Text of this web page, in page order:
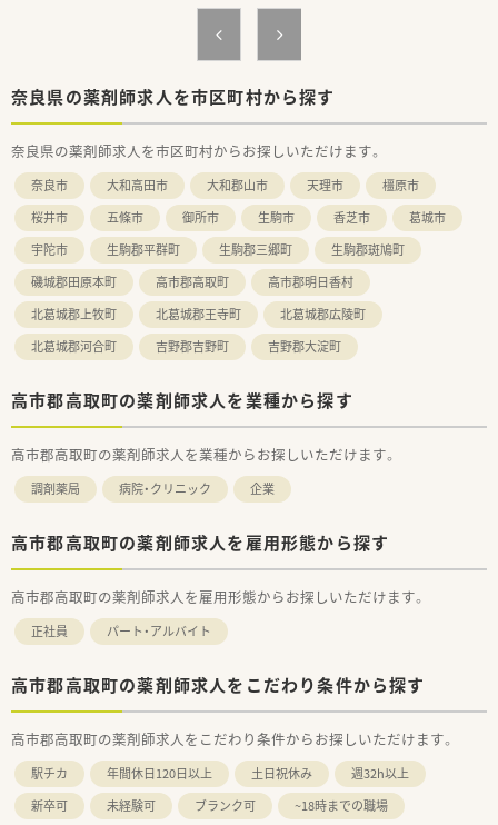
奈良県の薬剤師求人を市区町村から探す
奈良県の薬剤師求人を市区町村からお探しいただけます。
奈良市 大和高田市 大和郡山市 天理市
橿原市
桜井市
五條市 御所市 生駒市 香芝市
葛城市
宇陀市
生駒郡平群町 生駒郡三郷町
生駒郡斑鳩町
磯城郡田原本町
高市郡高取町
高市郡明日香村
北葛城郡上牧町
北葛城郡王寺町
北葛城郡広陵町
北葛城郡河合町
吉野郡吉野町 吉野郡大淀町
高市郡高取町の薬剤師求人を業種から探す
高市郡高取町の薬剤師求人を業種からお探しいただけます。
調剤薬局 病院・クリニック 企業
高市郡高取町の薬剤師求人を雇用形態から探す
高市郡高取町の薬剤師求人を雇用形態からお探しいただけます。
正社員 パート・アルバイト
高市郡高取町の薬剤師求人をこだわり条件から探す
高市郡高取町の薬剤師求人をこだわり条件からお探しいただけます。
駅チカ 年間休日120日以上 土日祝休み
週32h以上
新卒可
未経験可 ブランク可
~18時までの職場